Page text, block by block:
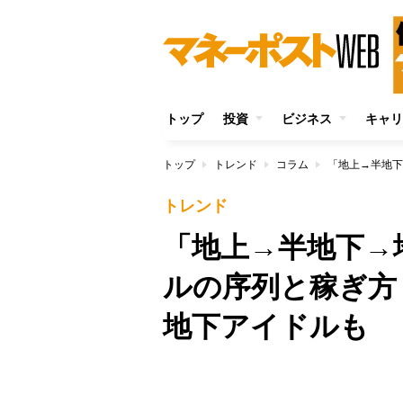
トップ 投資 ビジネス キャ
トップ トレンド コラム
トレンド
「地上→半地下
ルの序列と稼ぎ
地下アイドルも